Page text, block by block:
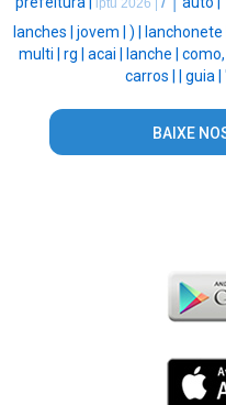
iptu 2026 |
lanches | jovem | ) | lanchonete |
multi | rg | acai | lanche | como, |
carros |
guia |
BAIXE